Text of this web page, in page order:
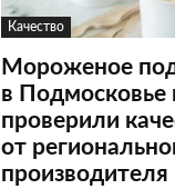
Качество
Мороженое
в Подмосковье
проверили
от
производителя